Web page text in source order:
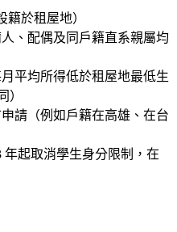
籍於租屋地）
人、配偶及同戶籍直系親屬均
月平均所得低於租屋地最低生
）
申請（例如戶籍在高雄、在台
年起取消學生身分限制，在